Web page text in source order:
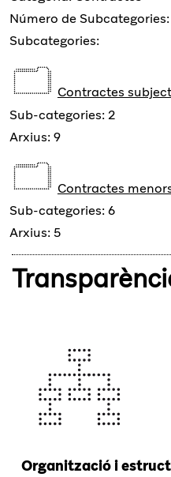
Número de
Subcategories:
Contractes
Sub-categories: 2
Arxius: 9
Contractes
Sub-categories: 6
Arxius: 5
Organització i